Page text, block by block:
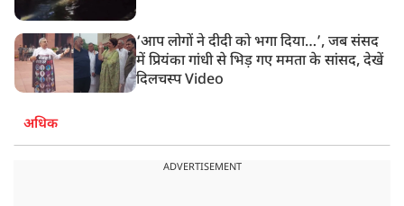
‘आप लोगों ने दीदी को भगा दिया…’, जब संसद
में प्रियंका गांधी से भिड़ गए ममता के सांसद, देखें
दिलचस्प Video
अधिक
ADVERTISEMENT